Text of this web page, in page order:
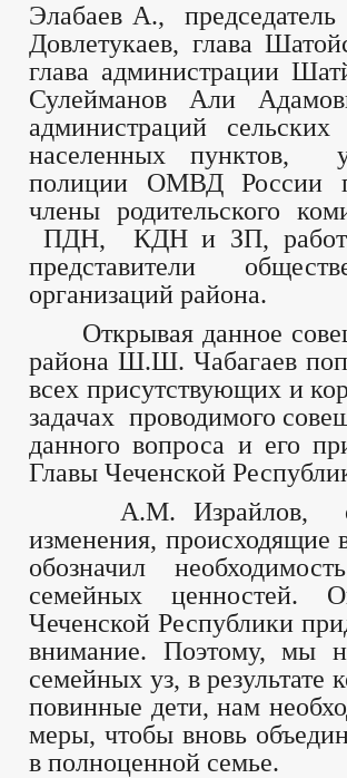
Элабаев А.,
Довлетукаев, глава
глава администрации
Сулейманов Али
администраций
населенных пунктов,
полиции ОМВД России
члены родительского
ПДН, КДН и ЗП,
представители
организаций района.
Открывая данное
района Ш.Ш. Чабагаев
всех присутствующих и
задачах проводимого
данного вопроса и его
Главы Чеченской
А.М. Израйлов,
изменения, происходящие
обозначил
семейных ценностей.
Чеченской Республики
внимание. Поэтому, мы
семейных уз, в результате
повинные дети, нам
меры, чтобы вновь
в полноценной семье.